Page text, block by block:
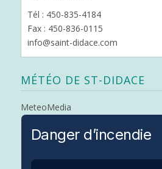
Tél : 450-835-4184
Fax : 450-836-0115
info@saint-didace.com
MÉTÉO DE ST-DIDACE
MeteoMedia
Danger d’incendie